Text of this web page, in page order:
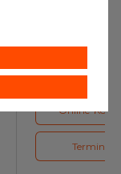
Online-